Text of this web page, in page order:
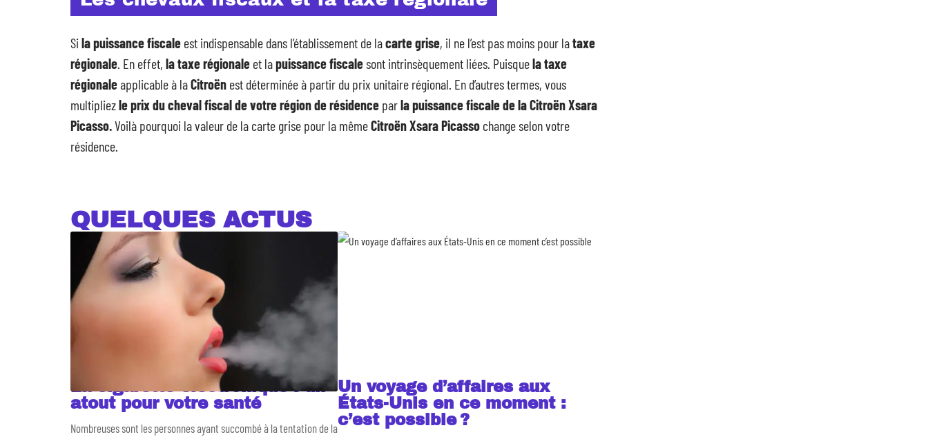
Si la puissance fiscale est indispensable dans l’établissement de lacarte grise, il ne l’est pas moins pour lataxe
régionale. En effet, la taxe régionale et lapuissance fiscalesont intrinsèquement liées. Puisquela taxe
régionaleapplicable à laCitroën est déterminée à partir du prix unitaire régional. En d’autres termes, vous
multipliezle prix du cheval fiscal de votre région de résidence parla puissance fiscale de la Citroën Xsara
Picasso.Voilà pourquoi la valeur de la carte grise pour la mêmeCitroën Xsara Picasso change selon votre
résidence.
QUELQUES ACTUS
La cigarette électronique : un
atout pour votre santé
Nombreuses sont les personnes ayant succombé à la tentation de la
Un voyage d’affaires aux
États-Unis en ce moment :
c’est possible ?